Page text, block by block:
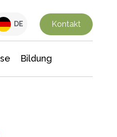
DE Kontakt
Bildung